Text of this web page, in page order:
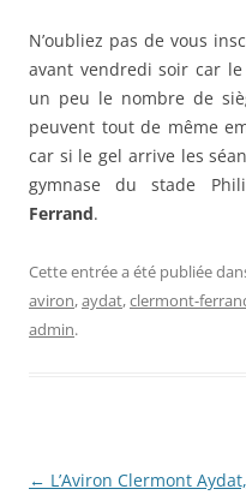
N’oubliez pas de vous
avant vendredi soir car
un peu le nombre de
peuvent tout de même
car si le gel arrive les
gymnase du stade
Ferrand.
Cette entrée a été publiée
aviron,aydat,clermont-
admin.
Navigation
← L’Aviron Clermont Aydat,